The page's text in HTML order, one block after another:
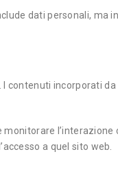
dati personali, ma
contenuti incorporati
a quel sito web.